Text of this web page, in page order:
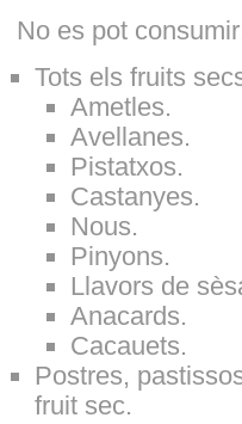
No es pot
Tots els fruits
Ametles.
Avellanes.
Pistatxos.
Castanyes.
Nous.
Pinyons.
Llavors de
Anacards.
Cacauets.
Postres,
fruit sec.